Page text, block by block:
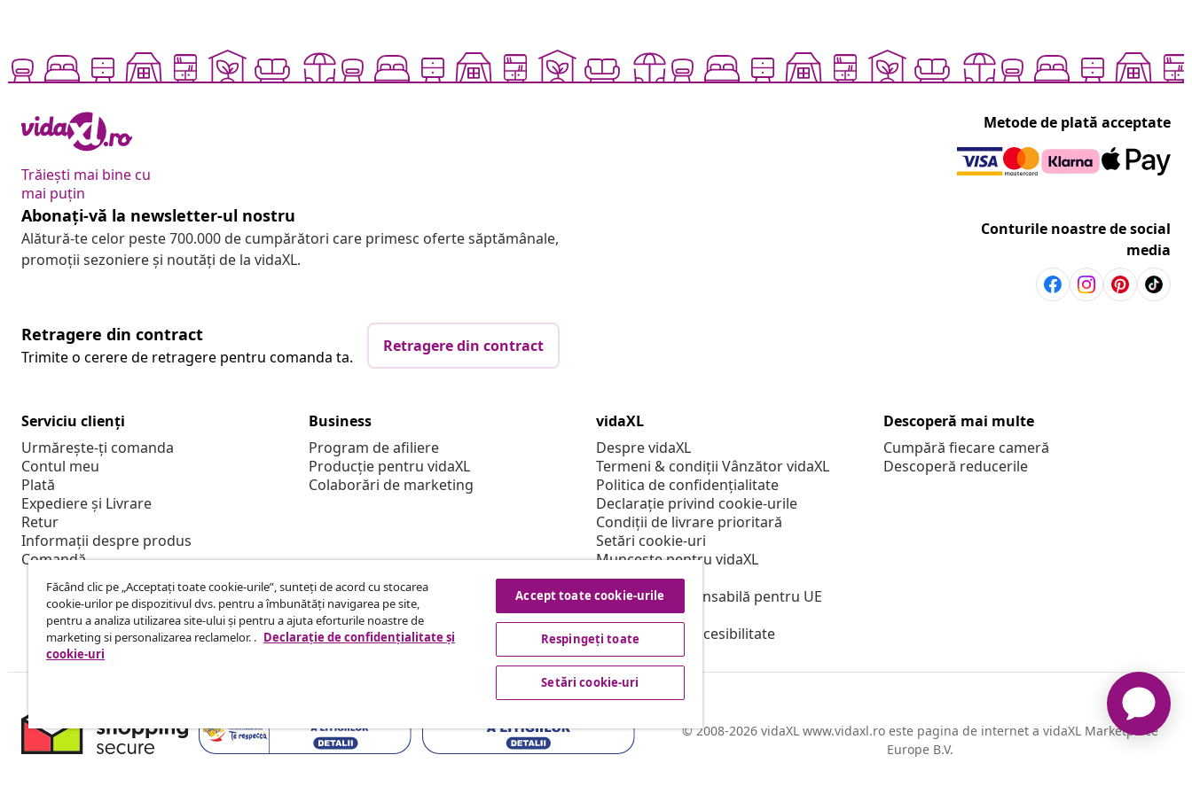
Trăiești mai bine cu
mai puțin
Metode de plată acceptate
Abonați-vă la newsletter-ul nostru
Alătură-te celor peste 700.000 de cumpărători care primesc oferte săptămânale,
promoții sezoniere și noutăți de la vidaXL.
Conturile noastre de social
media
Retragere din contract
Trimite o cerere de retragere pentru comanda ta.
Retragere din contract
Serviciu clienți
Urmărește-ți comanda
Contul meu
Plată
Expediere și Livrare
Retur
Informații despre produs
Comandă
Business
Program de afiliere
Producție pentru vidaXL
Colaborări de marketing
vidaXL
Despre vidaXL
Termeni & condiții Vânzător vidaXL
Politica de confidențialitate
Declarație privind cookie-urile
Condiții de livrare prioritară
Setări cookie-uri
Muncește pentru vidaXL
Securitate
Persoană responsabilă pentru UE
Politica de EPR
Declarație de accesibilitate
Descoperă mai multe
Cumpără fiecare cameră
Descoperă reducerile
© 2008-2026 vidaXL www.vidaxl.ro este pagina de internet a vidaXL Marketplace
Europe B.V.
Făcând clic pe „Acceptați toate cookie-urile”, sunteți de acord cu stocarea
cookie-urilor pe dispozitivul dvs. pentru a îmbunătăți navigarea pe site,
pentru a analiza utilizarea site-ului și pentru a ajuta eforturile noastre de
marketing si personalizarea reclamelor. . Declarație de confidențialitate și
cookie-uri
Accept toate cookie-urile
Respingeți toate
Setări cookie-uri